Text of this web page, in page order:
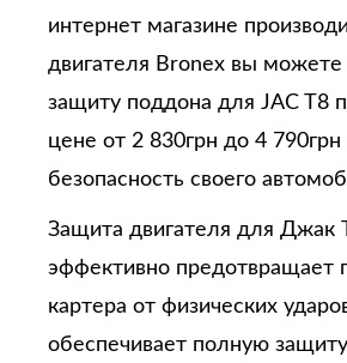
интернет магазине
двигателя Bronex вы можете
защиту поддона для JAC T8
цене от 2 830грн до 4 790грн
безопасность своего
Защита двигателя для Джак
эффективно предотвращает
картера от физических
обеспечивает полную